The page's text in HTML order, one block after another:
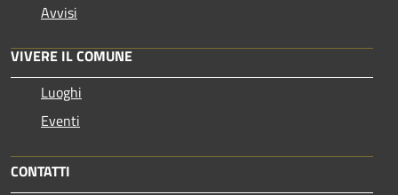
Avvisi
VIVERE IL COMUNE
Luoghi
Eventi
CONTATTI